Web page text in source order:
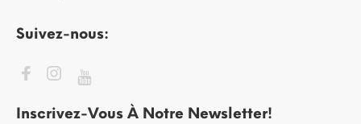
Suivez-nous:
Inscrivez-Vous À Notre Newsletter!